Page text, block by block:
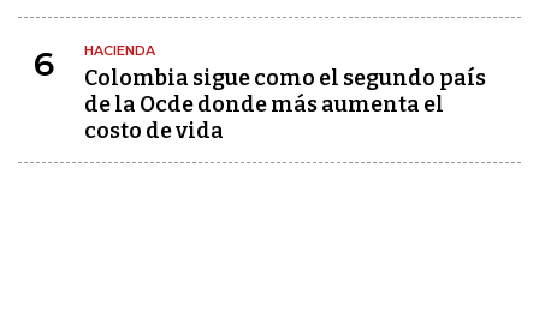
6 HACIENDA
Colombia sigue como el segundo país
de la Ocde donde más aumenta el
costo de vida